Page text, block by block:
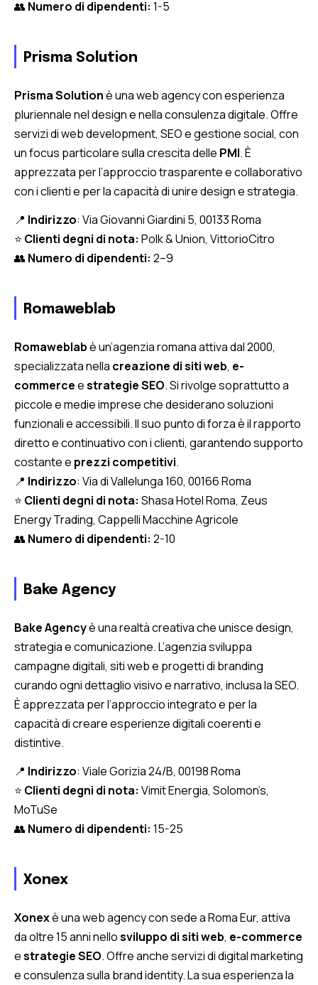
👥 Numero di dipendenti: 1-5
Prisma Solution
Prisma Solutionè una web agency con esperienza
pluriennale nel design e nella consulenza digitale. Offre
servizi di web development, SEO e gestione social, con
un focus particolare sulla crescita delle PMI. È
apprezzata per l’approccio trasparente e collaborativo
con i clienti e per la capacità di unire design e strategia.
📍 Indirizzo: Via Giovanni Giardini 5, 00133 Roma
⭐ Clienti degni di nota: Polk & Union, VittorioCitro
👥 Numero di dipendenti: 2–9
Romaweblab
Romaweblabè un’agenzia romana attiva dal 2000,
specializzata nella creazione di siti web, e-
commerceestrategie SEO. Si rivolge soprattutto a
piccole e medie imprese che desiderano soluzioni
funzionali e accessibili. Il suo punto di forza è il rapporto
diretto e continuativo con i clienti, garantendo supporto
costante e prezzi competitivi.
📍 Indirizzo: Via di Vallelunga 160, 00166 Roma
⭐ Clienti degni di nota: Shasa Hotel Roma, Zeus
Energy Trading, Cappelli Macchine Agricole
👥 Numero di dipendenti: 2-10
Bake Agency
Bake Agencyè una realtà creativa che unisce design,
strategia e comunicazione. L’agenzia sviluppa
campagne digitali, siti web e progetti di branding
curando ogni dettaglio visivo e narrativo, inclusa la SEO.
È apprezzata per l’approccio integrato e per la
capacità di creare esperienze digitali coerenti e
distintive.
📍 Indirizzo: Viale Gorizia 24/B, 00198 Roma
⭐ Clienti degni di nota: Vimit Energia, Solomon’s,
MoTuSe
👥 Numero di dipendenti: 15-25
Xonex
Xonexè una web agency con sede a Roma Eur, attiva
da oltre 15 anni nellosviluppo di siti web, e-commerce
estrategie SEO. Offre anche servizi di digital marketing
e consulenza sulla brand identity. La sua esperienza la